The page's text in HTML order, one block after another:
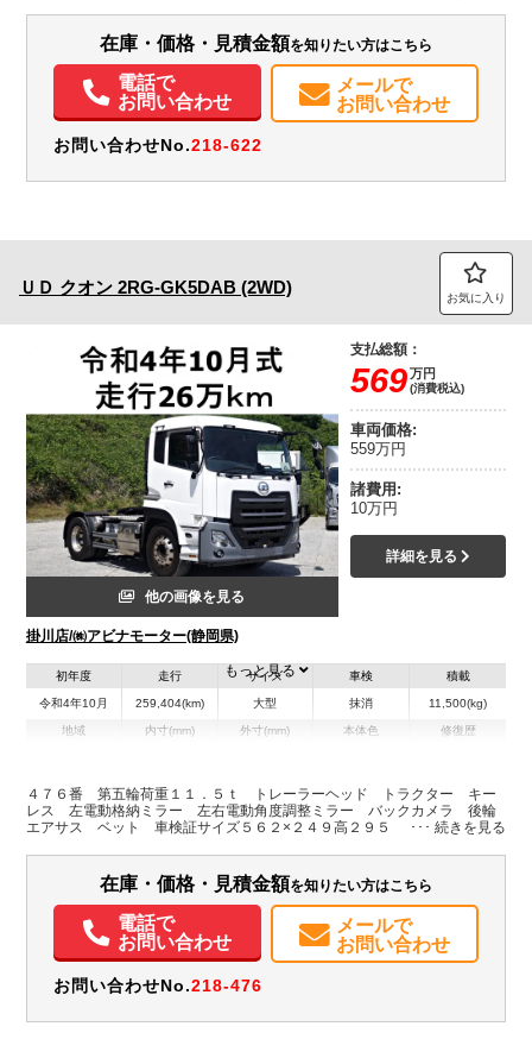
電動格納ミラー
バックモニター
在庫・価格・見積金額を知りたい方はこちら
電話で
お問い合わせ
メールで
お問い合わせ
お問い合わせNo.218-622
ＵＤ クオン 2RG-GK5DAB (2WD) お気に入り
他の画像を見る
掛川店/㈱アビナモーター(静岡県)
支払総額：
569万円
(消費税込)
車両価格:
559万円
諸費用:
10万円
詳細を見る
初年度
令和4年10月
走行
259,404(km)
サイズ
大型
車検
抹消
積載
11,500(kg)
地域 内寸(mm)
H:0
外寸(mm)
H:2,950
本体色 修復歴
装備情報
電動格納ミラー
バックモニター
もっと見る
４７６番 第五輪荷重１１．５ｔ トレーラーヘッド トラクター キー
レス 左電動格納ミラー 左右電動角度調整ミラー バックカメラ 後輪
エアサス ベット 車検証サイズ５６２×２４９高２９５
在庫・価格・見積金額を知りたい方はこちら
電話で
お問い合わせ
メールで
お問い合わせ
お問い合わせNo.218-476